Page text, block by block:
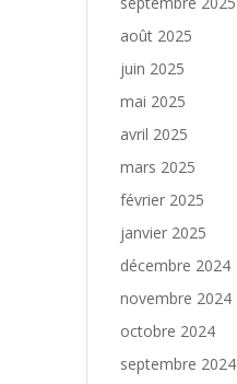
août 2025
juin 2025
mai 2025
avril 2025
mars 2025
février 2025
janvier 2025
décembre 2024
novembre 2024
octobre 2024
septembre 2024